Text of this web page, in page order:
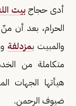
أدى حجاجبيت
الحرام، بعد أن
والمبيت بمزدلفة
متكاملة من
هيأتها الجهات
ضيوف الرحمن.